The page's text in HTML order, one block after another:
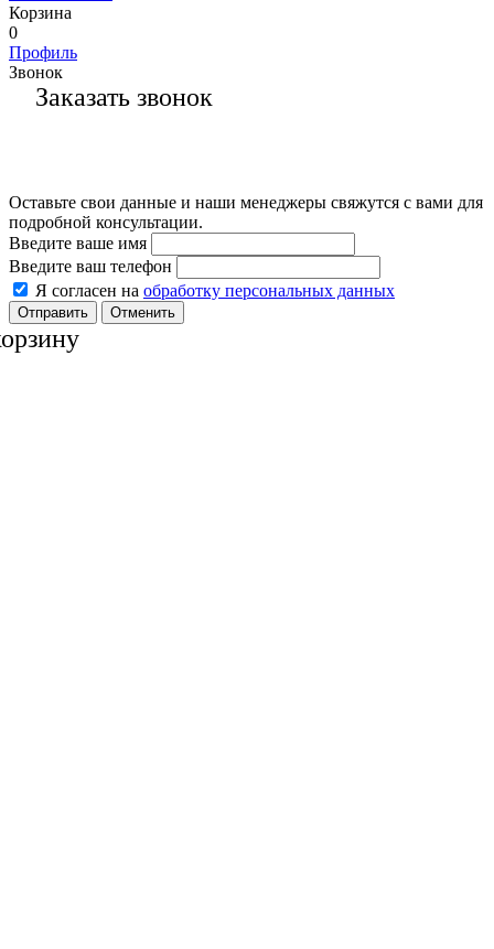
Корзина
0
Профиль
Звонок
Заказать звонок
Оставьте свои данные и наши менеджеры свяжутся с вами для
подробной консультации.
Введите ваше имя
Введите ваш телефон
Я согласен на обработку персональных данных
Отменить